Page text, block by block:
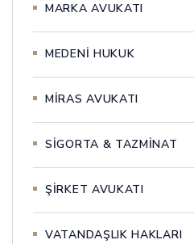
MARKA AVUKATI
MEDENİ HUKUK
MİRAS AVUKATI
SİGORTA & TAZMİNAT
ŞİRKET AVUKATI
VATANDAŞLIK HAKLARI